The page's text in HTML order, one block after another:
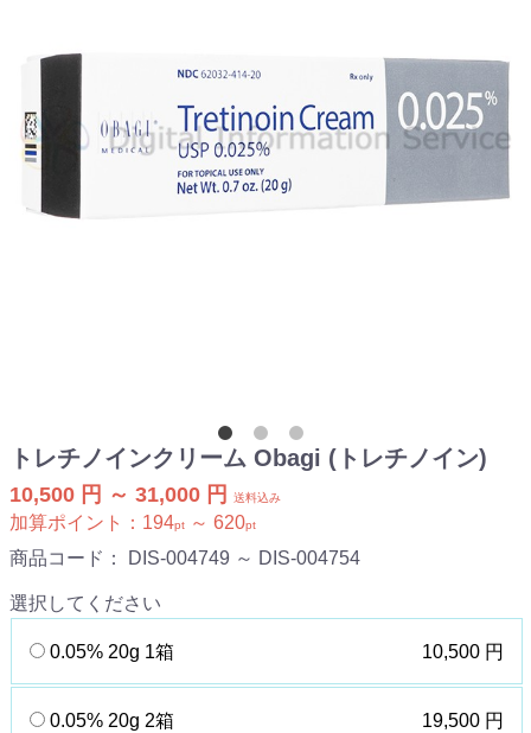
トレチノインクリーム Obagi (トレチノイン)
10,500 円 ～ 31,000 円 送料込み
加算ポイント： 194pt ～ 620pt
商品コード： DIS-004749 ～ DIS-004754
選択してください
0.05% 20g 1箱 10,500 円
0.05% 20g 2箱 19,500 円